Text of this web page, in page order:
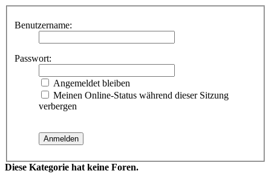
Benutzername:
Passwort:
Angemeldet bleiben
Meinen Online-Status während dieser Sitzung
verbergen
Diese Kategorie hat keine Foren.